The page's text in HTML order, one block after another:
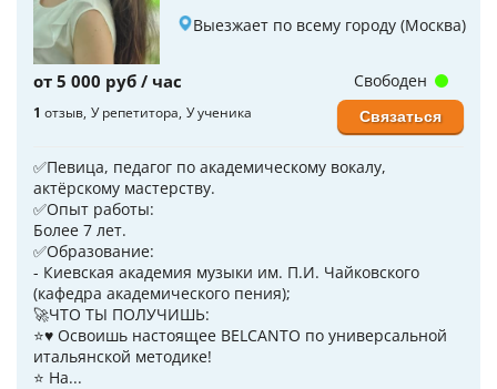
Выезжает по всему городу (Москва)
от 5 000 руб / час
1 отзыв У репетитора У ученика
✅Певица, педагог по академическому вокалу,
актёрскому мастерству.
✅Опыт работы:
Более 7 лет.
✅Образование:
- Киевская академия музыки им. П.И. Чайковского
(кафедра академического пения);
🚀ЧТО ТЫ ПОЛУЧИШЬ:
⭐♥️ Освоишь настоящее BELCANTO по универсальной
итальянской методике!
⭐ На...
Свободен
Связаться